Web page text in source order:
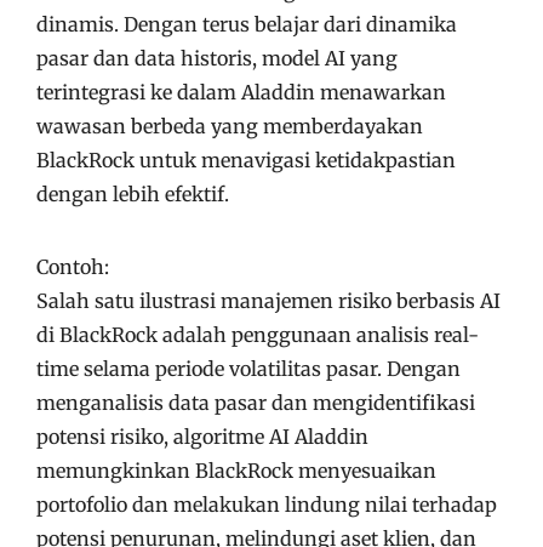
dinamis. Dengan terus belajar dari dinamika
pasar dan data historis, model AI yang
terintegrasi ke dalam Aladdin menawarkan
wawasan berbeda yang memberdayakan
BlackRock untuk menavigasi ketidakpastian
dengan lebih efektif.
Contoh:
Salah satu ilustrasi manajemen risiko berbasis AI
di BlackRock adalah penggunaan analisis real-
time selama periode volatilitas pasar. Dengan
menganalisis data pasar dan mengidentifikasi
potensi risiko, algoritme AI Aladdin
memungkinkan BlackRock menyesuaikan
portofolio dan melakukan lindung nilai terhadap
potensi penurunan, melindungi aset klien, dan